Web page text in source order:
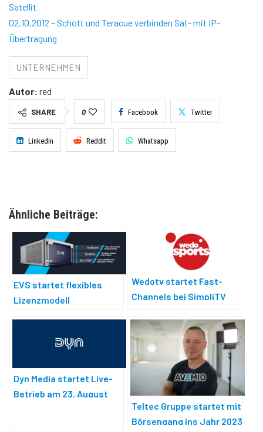
Satellit
02.10.2012 – Schott und Teracue verbinden Sat- mit IP-
Übertragung
UNTERNEHMEN
Autor: red
SHARE 0 Facebook Twitter
Linkedin Reddit Whatsapp
Ähnliche Beiträge:
EVS startet flexibles
Lizenzmodell
Wedotv startet Fast-
Channels bei SimpliTV
Dyn Media startet Live-
Betrieb am 23. August
Teltec Gruppe startet mit
Börsengang ins Jahr 2023